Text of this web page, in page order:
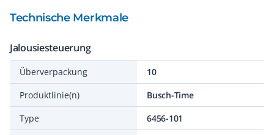
Technische Merkmale
Jalousiesteuerung
Überverpackung
10
Produktlinie(n)
Busch-Time
Type
6456-101